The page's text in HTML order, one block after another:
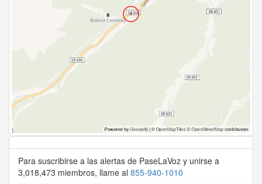
Para suscribirse a las alertas de PaseLaVoz y unirse a
3,018,473 miembros, llame al 855-940-1010